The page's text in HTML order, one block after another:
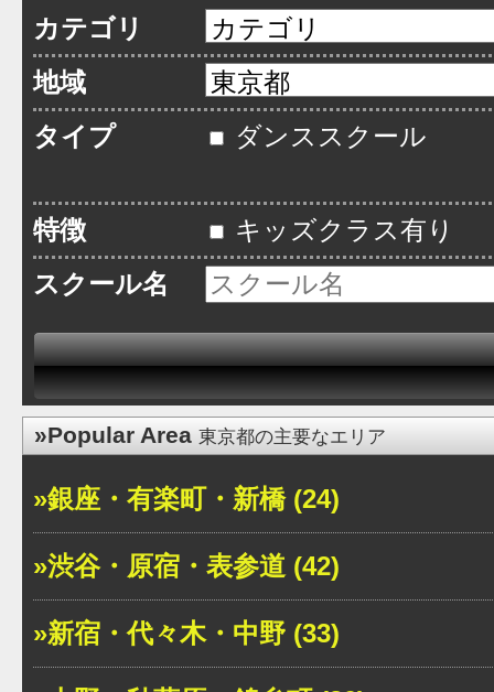
カテゴリ
地域
タイプ
ダンススクール
特徴
キッズクラス有り
スクール名
»Popular Area東京都の主要なエリア
»銀座・有楽町・新橋 (24)
»渋谷・原宿・表参道 (42)
»新宿・代々木・中野 (33)